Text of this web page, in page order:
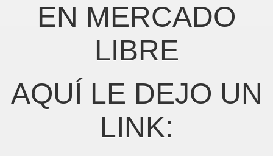
EN MERCADO
LIBRE
AQUÍ LE DEJO UN
LINK: